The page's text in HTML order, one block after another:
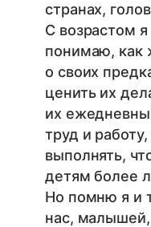
странах,
С возрастом
понимаю, как
о своих
ценить их
их
труд и
выполнять,
детям более
Но помню я и
нас,